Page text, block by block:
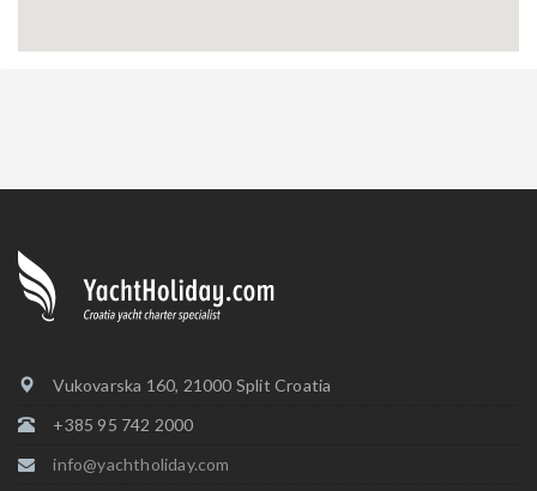
Vukovarska 160, 21000 Split Croatia
+385 95 742 2000
info@yachtholiday.com